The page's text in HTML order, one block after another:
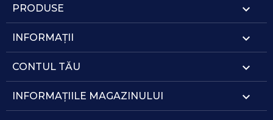
PRODUSE 
INFORMAȚII 
CONTUL TĂU 
INFORMAȚIILE MAGAZINULUI keyboard_arrow_down